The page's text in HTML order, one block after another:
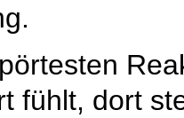
fühlt, dort